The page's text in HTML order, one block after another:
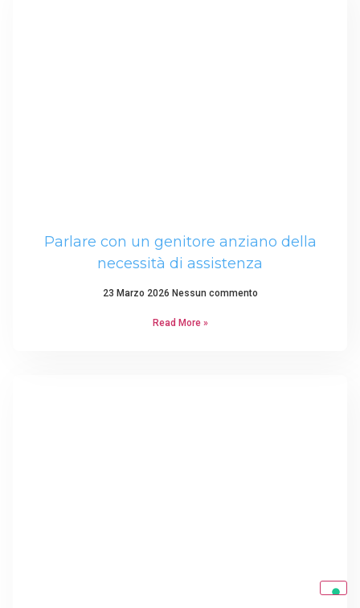
Parlare con un genitore anziano della
necessità di assistenza
23 Marzo 2026 Nessun commento
Read More »